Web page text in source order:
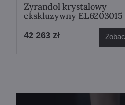
Zyrandol krystalowy
ekskluzywny EL6203015
42 263 zł